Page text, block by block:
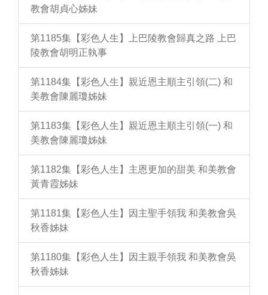
教會胡貞心姊妹
第1185集【彩色人生】上巴陵教會歸真之路 上巴
陵教會胡明正執事
第1184集【彩色人生】親近恩主順主引領(二) 和
美教會陳麗瓊姊妹
第1183集【彩色人生】親近恩主順主引領(一) 和
美教會陳麗瓊姊妹
第1182集【彩色人生】主恩更加的甜美 和美教會
黃青霞姊妹
第1181集【彩色人生】因主聖手領我 和美教會吳
秋香姊妹
第1180集【彩色人生】因主親手領我 和美教會吳
秋香姊妹